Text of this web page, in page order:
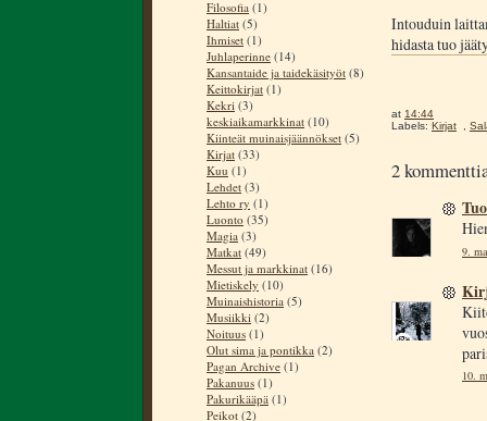
Filosofia (1)
Haltiat (5)
Ihmiset (1)
Juhlaperinne (14)
Kansantaide ja taidekäsityöt (8)
Keittokirjat (1)
Kekri (3)
keskiaikamarkkinat (10)
Kiinteät muinaisjäännökset (5)
Kirjat (33)
Kuu (1)
Lehdet (3)
Lehto ry (1)
Luonto (35)
Magia (3)
Matkat (49)
Messut ja markkinat (16)
Mietiskely (10)
Muinaishistoria (5)
Musiikki (2)
Noituus (1)
Olut sima ja pontikka (2)
Pagan Archive (1)
Pakanuus (1)
Pakurikääpä (1)
Peikot (2)
Intouduin
hidasta tuo
at 14:44
Labels: Kirjat
2
9.
10.